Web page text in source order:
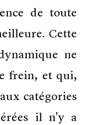
de toute
Cette
ne
frein, et qui,
catégories
il n'y a